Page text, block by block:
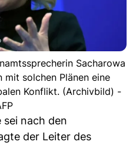
Sacharowa
solchen Plänen eine
Konflikt. (Archivbild) -
sei nach den
der Leiter des